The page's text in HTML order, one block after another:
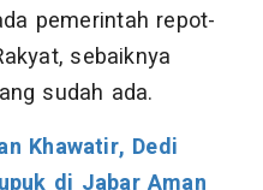
pemerintah repot-
sebaiknya
sudah ada.
Khawatir, Dedi